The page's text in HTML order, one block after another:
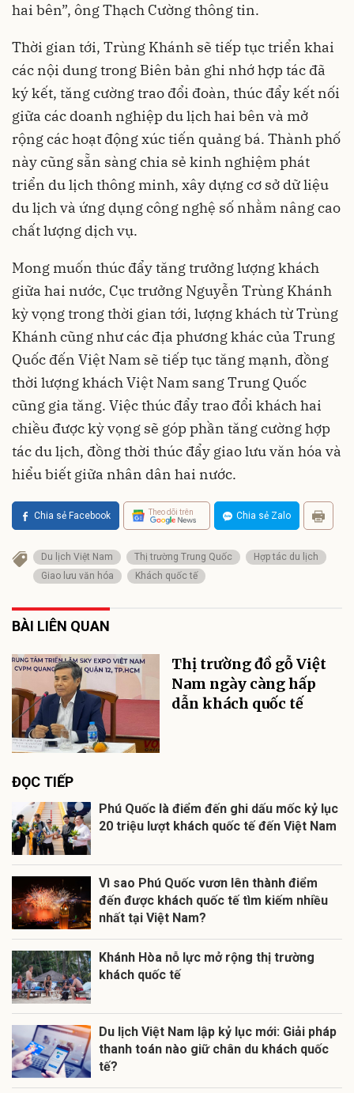
hai bên”, ông Thạch Cường thông tin.
Thời gian tới, Trùng Khánh sẽ tiếp tục triển khai
các nội dung trong Biên bản ghi nhớ hợp tác đã
ký kết, tăng cường trao đổi đoàn, thúc đẩy kết nối
giữa các doanh nghiệp du lịch hai bên và mở
rộng các hoạt động xúc tiến quảng bá. Thành phố
này cũng sẵn sàng chia sẻ kinh nghiệm phát
triển du lịch thông minh, xây dựng cơ sở dữ liệu
du lịch và ứng dụng công nghệ số nhằm nâng cao
chất lượng dịch vụ.
Mong muốn thúc đẩy tăng trưởng lượng khách
giữa hai nước, Cục trưởng Nguyễn Trùng Khánh
kỳ vọng trong thời gian tới, lượng khách từ Trùng
Khánh cũng như các địa phương khác của Trung
Quốc đến Việt Nam sẽ tiếp tục tăng mạnh, đồng
thời lượng khách Việt Nam sang Trung Quốc
cũng gia tăng. Việc thúc đẩy trao đổi khách hai
chiều được kỳ vọng sẽ góp phần tăng cường hợp
tác du lịch, đồng thời thúc đẩy giao lưu văn hóa và
hiểu biết giữa nhân dân hai nước.
Chia sẻ Facebook Theo dõi trên Chia sẻ Zalo
Du lịch Việt Nam Thị trường Trung Quốc
Hợp tác du lịch
Giao lưu văn hóa
Khách quốc tế
BÀI LIÊN QUAN
Thị trường đồ gỗ Việt
Nam ngày càng hấp
dẫn khách quốc tế
ĐỌC TIẾP
Phú Quốc là điểm đến ghi dấu mốc kỷ lục
20 triệu lượt khách quốc tế đến Việt Nam
Vì sao Phú Quốc vươn lên thành điểm
đến được khách quốc tế tìm kiếm nhiều
nhất tại Việt Nam?
Khánh Hòa nỗ lực mở rộng thị trường
khách quốc tế
Du lịch Việt Nam lập kỷ lục mới: Giải pháp
thanh toán nào giữ chân du khách quốc
tế?